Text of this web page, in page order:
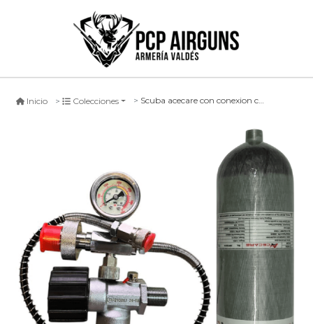
Inicio Colecciones Scuba acecare con conexion completa